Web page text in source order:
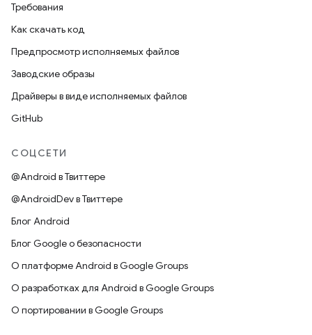
Требования
Как скачать код
Предпросмотр исполняемых файлов
Заводские образы
Драйверы в виде исполняемых файлов
GitHub
СОЦСЕТИ
@Android в Твиттере
@AndroidDev в Твиттере
Блог Android
Блог Google о безопасности
О платформе Android в Google Groups
О разработках для Android в Google Groups
О портировании в Google Groups